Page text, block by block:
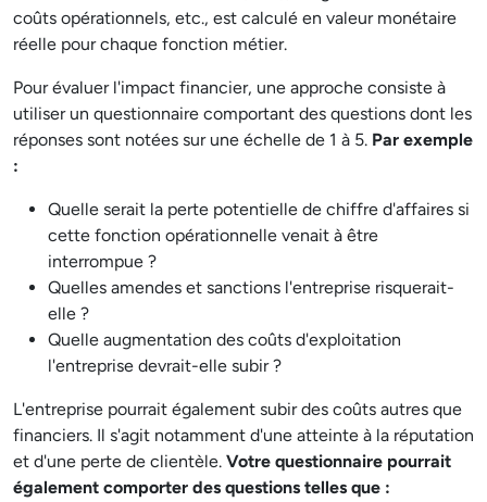
coûts opérationnels, etc., est calculé en valeur monétaire
réelle pour chaque fonction métier.
Pour évaluer l'impact financier, une approche consiste à
utiliser un questionnaire comportant des questions dont les
réponses sont notées sur une échelle de 1 à 5. Par exemple
:
Quelle serait la perte potentielle de chiffre d'affaires si
cette fonction opérationnelle venait à être
interrompue ?
Quelles amendes et sanctions l'entreprise risquerait-
elle ?
Quelle augmentation des coûts d'exploitation
l'entreprise devrait-elle subir ?
L'entreprise pourrait également subir des coûts autres que
financiers. Il s'agit notamment d'une atteinte à la réputation
et d'une perte de clientèle. Votre questionnaire pourrait
également comporter des questions telles que :